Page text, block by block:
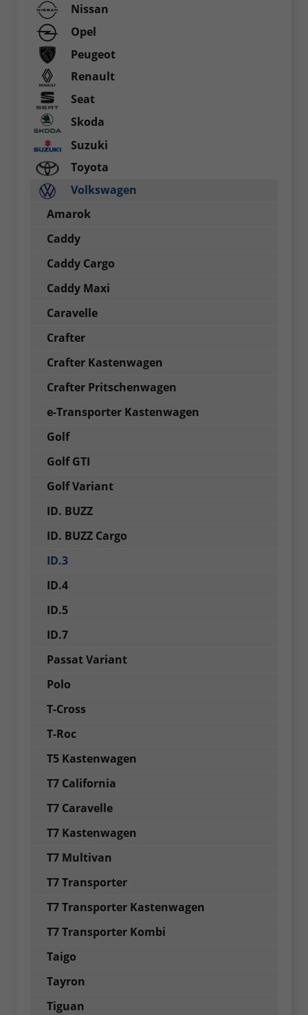
Nissan
Opel
Peugeot
Renault
Seat
Skoda
Suzuki
Toyota
Volkswagen
Amarok
Caddy
Caddy Cargo
Caddy Maxi
Caravelle
Crafter
Crafter Kastenwagen
Crafter Pritschenwagen
e-Transporter Kastenwagen
Golf
Golf GTI
Golf Variant
ID. BUZZ
ID. BUZZ Cargo
ID.3
ID.4
ID.5
ID.7
Passat Variant
Polo
T-Cross
T-Roc
T5 Kastenwagen
T7 California
T7 Caravelle
T7 Kastenwagen
T7 Multivan
T7 Transporter
T7 Transporter Kastenwagen
T7 Transporter Kombi
Taigo
Tayron
Tiguan